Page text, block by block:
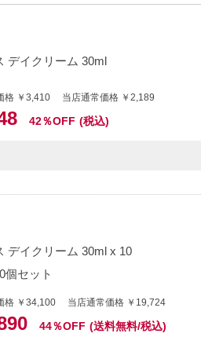
デイクリーム 30ml
格 ￥3,410 当店通常価格 ￥2,189
42％OFF (税込)
デイクリーム 30ml x 10
個セット
格 ￥34,100 当店通常価格 ￥19,724
44％OFF (送料無料/税込)